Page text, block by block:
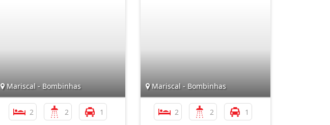
Mariscal - Bombinhas
2 2 1
Mariscal - Bombinhas
2 2 1